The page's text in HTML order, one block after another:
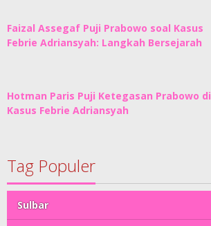
Faizal Assegaf Puji Prabowo soal Kasus
Febrie Adriansyah: Langkah Bersejarah
Hotman Paris Puji Ketegasan Prabowo di
Kasus Febrie Adriansyah
Tag Populer
Sulbar